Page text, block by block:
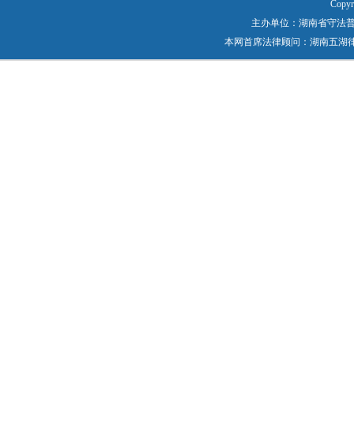
主办单位：湖南省守法
本网首席法律顾问：湖南五湖